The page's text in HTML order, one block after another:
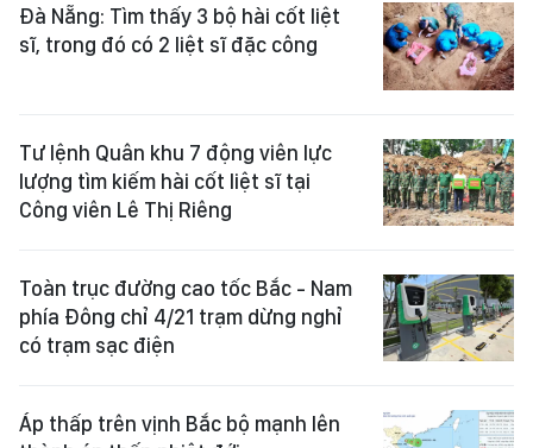
Đà Nẵng: Tìm thấy 3 bộ hài cốt liệt
sĩ, trong đó có 2 liệt sĩ đặc công
Tư lệnh Quân khu 7 động viên lực
lượng tìm kiếm hài cốt liệt sĩ tại
Công viên Lê Thị Riêng
Toàn trục đường cao tốc Bắc - Nam
phía Đông chỉ 4/21 trạm dừng nghỉ
có trạm sạc điện
Áp thấp trên vịnh Bắc bộ mạnh lên